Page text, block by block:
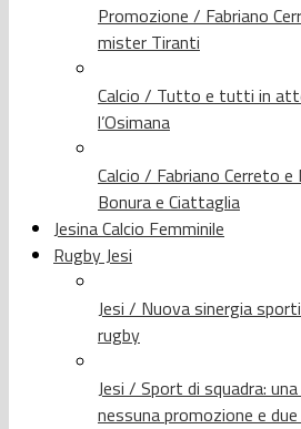
Promozione / Fabriano
mister Tiranti
Calcio / Tutto e tutti in
l’Osimana
Calcio / Fabriano Cerreto
Bonura e Ciattaglia
Jesina Calcio Femminile
Rugby Jesi
Jesi / Nuova sinergia
rugby
Jesi / Sport di squadra:
nessuna promozione e